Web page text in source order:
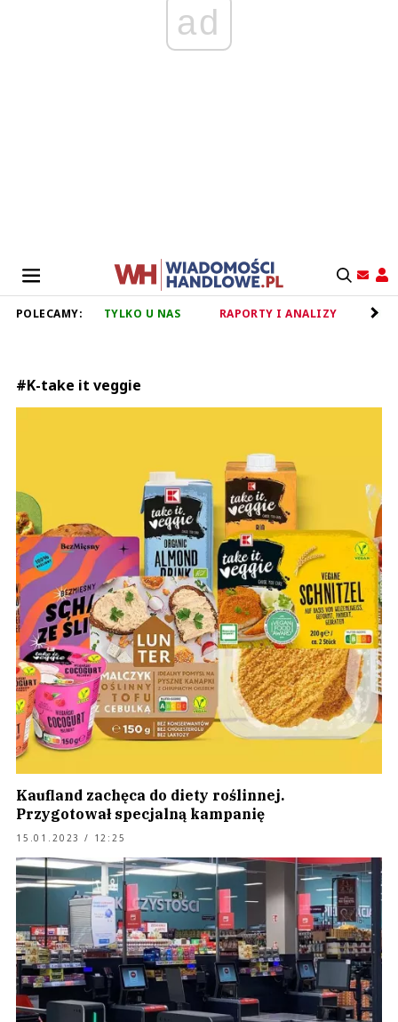
ad
POLECAMY: TYLKO U NAS RAPORTY I ANALIZY
#K-take it veggie
Kaufland zachęca do diety roślinnej.
Przygotował specjalną kampanię
15.01.2023 / 12:25